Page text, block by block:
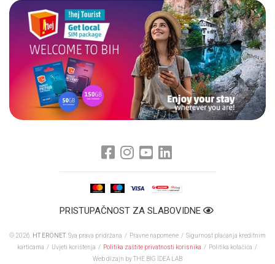
PRISTUPAČNOST ZA SLABOVIDNE
© 2026. HT ERONET. Sva prava pridržana / Pravne napomene / Sigurnost plaćanja kreditnim
karticama / Uvjeti korištenja / Politika zaštite privatnosti korisnika / Politika kolačića /
Web dizajn by THE BIG IDEA LAB